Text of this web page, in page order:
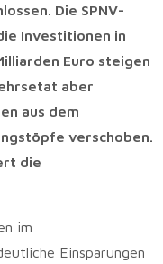
Die SPNV-
Investitionen in
Euro steigen
aber
aus dem
verschoben.
die
im
Einsparungen